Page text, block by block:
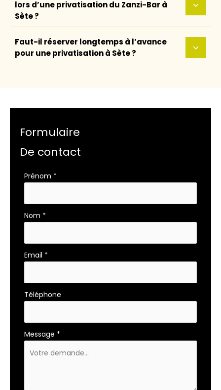
lors d’une privatisation du Zanzi-Bar à
Sète ?
Faut-il réserver longtemps à l’avance
pour une privatisation à Sète ?
Formulaire
De contact
Formulaire
avec
téléphone
Prénom *
Nom *
Email *
Téléphone
Message *